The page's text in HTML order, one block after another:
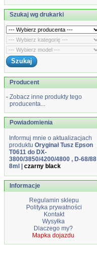
Szukaj wg drukarki
Producent
- Zobacz inne produkty tego
producenta...
Powiadomienia
Informuj mnie o aktualizacjach
produktu Oryginał Tusz Epson
T0611 do DX-
3800/3850/4200/4800 , D-68/88 |
8ml | czarny black
Informacje
Regulamin sklepu
Polityka prywatności
Kontakt
Wysyłka
Dlaczego my?
Mapka dojazdu